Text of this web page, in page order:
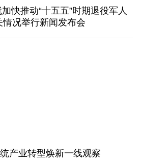
前最高法院院长为总统候选人
快推动“十五五”时期退役军人
况举行新闻发布会
产业转型焕新一线观察